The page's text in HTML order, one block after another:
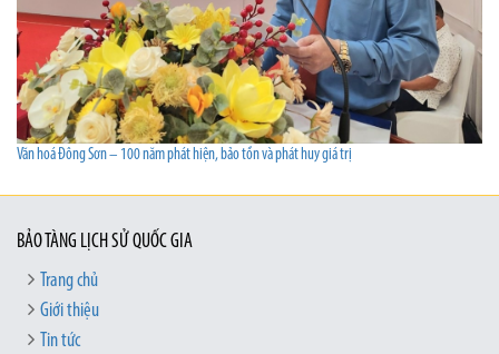
Văn hoá Đông Sơn – 100 năm phát hiện, bảo tồn và phát huy giá trị
BẢO TÀNG LỊCH SỬ QUỐC GIA
Trang chủ
Giới thiệu
Tin tức